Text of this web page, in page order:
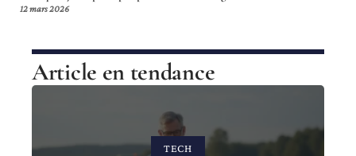
12 mars 2026
Article en tendance
TECH